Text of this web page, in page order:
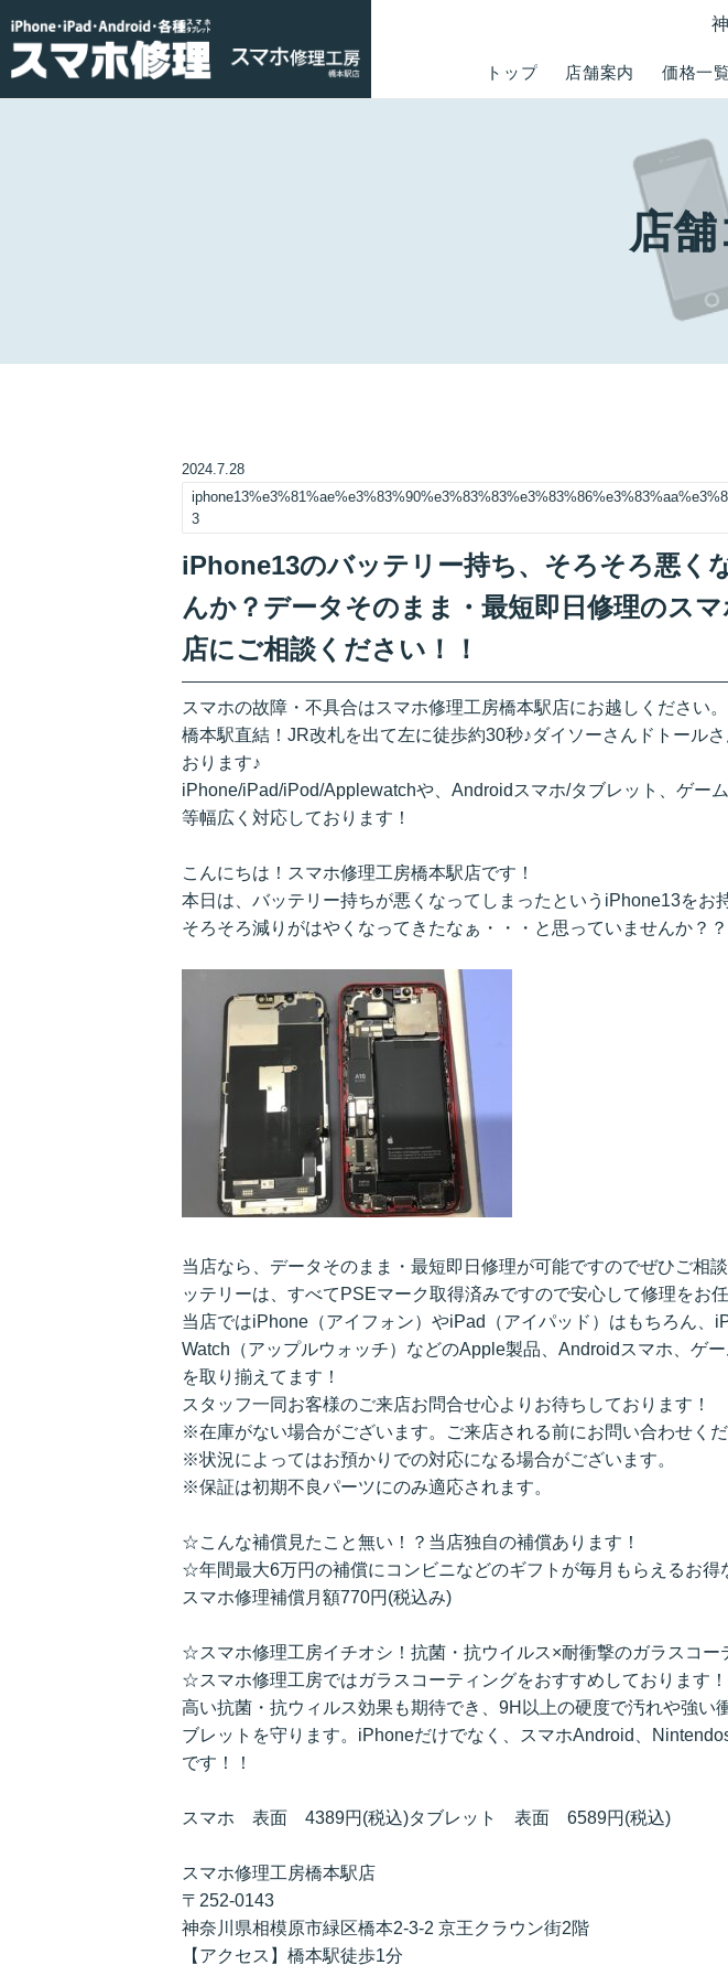
トップ 店舗案内 価格一
店
2024.7.28
3
iPhone13のバッテリー持ち、そろそろ悪く
んか？データそのまま・最短即日修理のス
店にご相談ください！！
スマホの故障・不具合はスマホ修理工房橋本駅店にお越しください。
橋本駅直結！JR改札を出て左に徒歩約30秒♪ダイソーさんドトール
おります♪
iPhone/iPad/iPod/Applewatchや、Androidスマホ/タブレット、ゲー
等幅広く対応しております！
こんにちは！スマホ修理工房橋本駅店です！
本日は、バッテリー持ちが悪くなってしまったというiPhone13をお
そろそろ減りがはやくなってきたなぁ・・・と思っていませんか？？
当店なら、データそのまま・最短即日修理が可能ですのでぜひご相
ッテリーは、すべてPSEマーク取得済みですので安心して修理をお
当店ではiPhone（アイフォン）やiPad（アイパッド）はもちろん、
Watch（アップルウォッチ）などのApple製品、Androidスマホ、ゲ
を取り揃えてます！
スタッフ一同お客様のご来店お問合せ心よりお待ちしております！
※在庫がない場合がございます。ご来店される前にお問い合わせくだ
※状況によってはお預かりでの対応になる場合がございます。
※保証は初期不良パーツにのみ適応されます。
☆こんな補償見たこと無い！？当店独自の補償あります！
☆年間最大6万円の補償にコンビニなどのギフトが毎月もらえるお得
スマホ修理補償月額770円(税込み)
☆スマホ修理工房イチオシ！抗菌・抗ウイルス×耐衝撃のガラスコー
☆スマホ修理工房ではガラスコーティングをおすすめしております
高い抗菌・抗ウィルス効果も期待でき、9H以上の硬度で汚れや強い
ブレットを守ります。iPhoneだけでなく、スマホAndroid、
です！！
スマホ 表面 4389円(税込)タブレット 表面 6589円(税込)
スマホ修理工房橋本駅店
〒252-0143
神奈川県相模原市緑区橋本2-3-2 京王クラウン街2階
【アクセス】橋本駅徒歩1分